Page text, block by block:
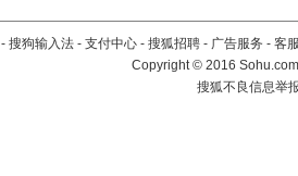
- 搜狗输入法 - 支付中心 - 搜狐招聘 - 广告服务 - 客
Copyright©2016
搜狐不良信息举